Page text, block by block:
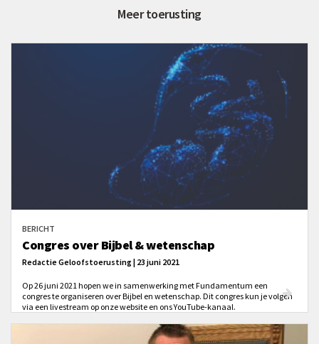
Meer toerusting
BERICHT
Congres over Bijbel & wetenschap
Redactie Geloofstoerusting | 23 juni 2021
Op 26 juni 2021 hopen we in samenwerking met Fundamentum een
congres te organiseren over Bijbel en wetenschap. Dit congres kun je volgen
via een livestream op onze website en ons YouTube-kanaal.